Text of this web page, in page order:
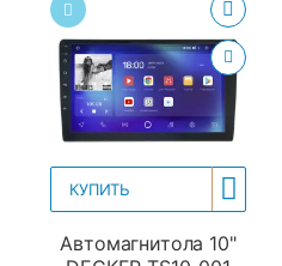
КУПИТЬ
Автомагнитола 10"